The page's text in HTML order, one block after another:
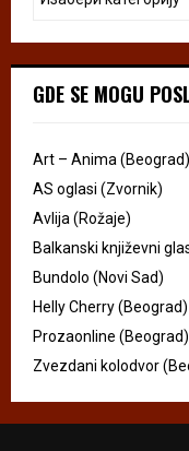
GDE SE MOGU
Art – Anima (Beograd)
AS oglasi (Zvornik)
Avlija (Rožaje)
Balkanski književni
Bundolo (Novi Sad)
Helly Cherry (Beograd)
Prozaonline (Beograd)
Zvezdani kolodvor